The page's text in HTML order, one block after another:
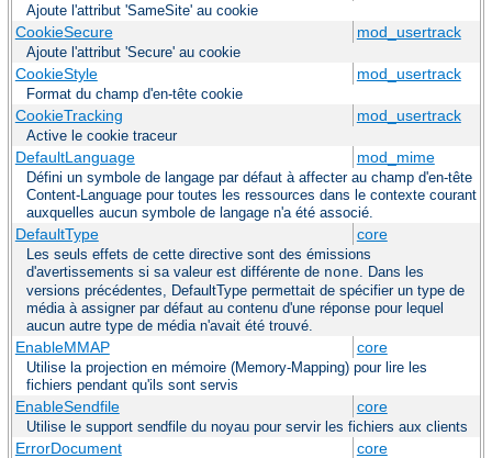
Ajoute l'attribut 'SameSite' au cookie
CookieSecure mod_usertrack
Ajoute l'attribut 'Secure' au cookie
CookieStyle mod_usertrack
Format du champ d'en-tête cookie
CookieTracking mod_usertrack
Active le cookie traceur
DefaultLanguage mod_mime
Défini un symbole de langage par défaut à affecter au champ d'en-tête
Content-Language pour toutes les ressources dans le contexte courant
auxquelles aucun symbole de langage n'a été associé.
DefaultType core
Les seuls effets de cette directive sont des émissions
d'avertissements si sa valeur est différente de none . Dans les
versions précédentes, DefaultType permettait de spécifier un type de
média à assigner par défaut au contenu d'une réponse pour lequel
aucun autre type de média n'avait été trouvé.
EnableMMAP core
Utilise la projection en mémoire (Memory-Mapping) pour lire les
fichiers pendant qu'ils sont servis
EnableSendfile core
Utilise le support sendfile du noyau pour servir les fichiers aux clients
ErrorDocument core